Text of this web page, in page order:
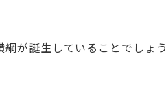
が誕生していることでしょう